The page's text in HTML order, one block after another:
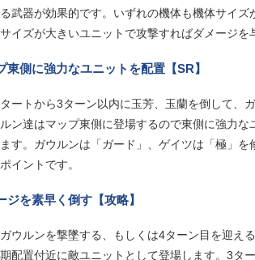
武器が効果的です。いずれの機体も機体サイ
イズが大きいユニットで攻撃すればダメージを
東側に強力なユニットを配置【SR】
ートから3ターン以内に玉芳、玉蘭を倒して、
ン達はマップ東側に登場するので東側に強力
す。ガウルンは「ガード」、ゲイツは「極」
イントです。
ジを素早く倒す【攻略】
ウルンを撃墜する、もしくは4ターン目を迎え
配置付近に敵ユニットとして登場します。3タ